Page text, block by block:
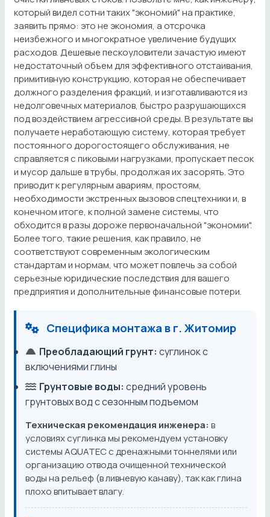
который видел сотни таких "экономий" на практике,
заявить прямо: это не экономия, а отсрочка
неизбежного и многократное увеличение будущих
расходов. Дешевые пескоуловители зачастую имеют
недостаточный объем для эффективного отстаивания,
примитивную конструкцию, которая не обеспечивает
должного разделения фракций, и изготавливаются из
недолговечных материалов, быстро разрушающихся
под воздействием агрессивной среды. В результате вы
получаете неработающую систему, которая требует
постоянного дорогостоящего обслуживания, не
справляется с пиковыми нагрузками, пропускает песок
и мусор дальше в трубы, продолжая их засорять. Это
приводит к регулярным авариям, простоям,
необходимости экстренных вызовов спецтехники и, в
конечном итоге, к полной замене системы, что
обходится в разы дороже первоначальной "экономии".
Более того, такие решения, как правило, не
соответствуют современным экологическим
стандартам и нормам, что может повлечь за собой
серьезные юридические последствия для вашего
предприятия и дополнительные финансовые потери.
Специфика монтажа в г. Житомир
Преобладающий грунт: суглинок с
включениями глины
Грунтовые воды: средний уровень
грунтовых вод с сезонным подъемом
Техническая рекомендация инженера: в
условиях суглинка мы рекомендуем установку
системы AQUATEC с дренажными тоннелями или
организацию отвода очищенной технической
воды на рельеф (в ливневую канаву), так как глина
плохо впитывает влагу.